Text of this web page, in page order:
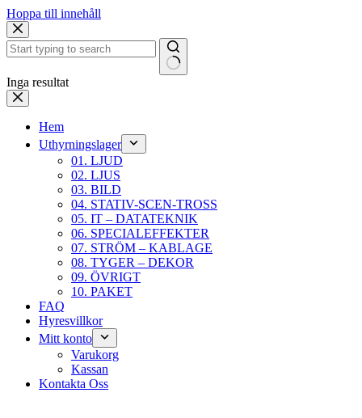
Hoppa till innehåll
Inga resultat
Hem
Uthyrningslager
01. LJUD
02. LJUS
03. BILD
04. STATIV-SCEN-TROSS
05. IT – DATATEKNIK
06. SPECIALEFFEKTER
07. STRÖM – KABLAGE
08. TYGER – DEKOR
09. ÖVRIGT
10. PAKET
FAQ
Hyresvillkor
Mitt konto
Varukorg
Kassan
Kontakta Oss